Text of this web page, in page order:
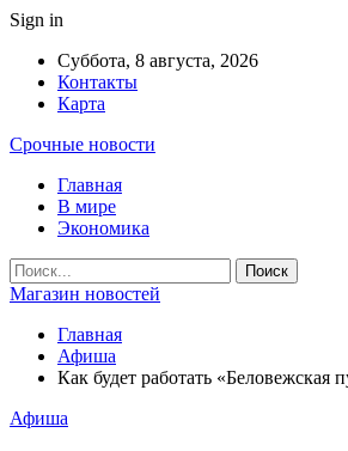
Sign in
Суббота, 8 августа, 2026
Контакты
Карта
Срочные новости
Главная
В мире
Экономика
Магазин новостей
Главная
Афиша
Как будет работать «Беловежская
Афиша